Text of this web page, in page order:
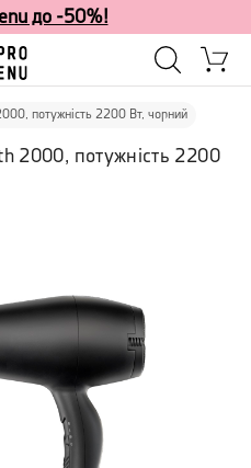
до -50%!
потужність 2200 Вт, чорний
2000, потужність 2200